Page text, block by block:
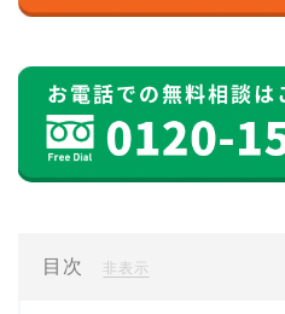
目次 非表示